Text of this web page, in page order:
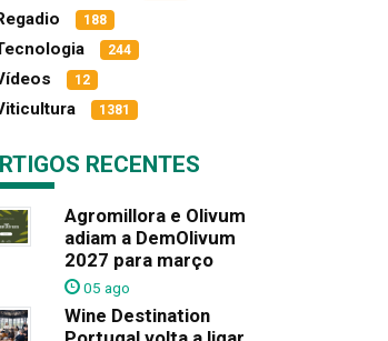
188
244
12
1381
RECENTES
Agromillora e Olivum
adiam a DemOlivum
2027 para março
05 ago
Wine Destination